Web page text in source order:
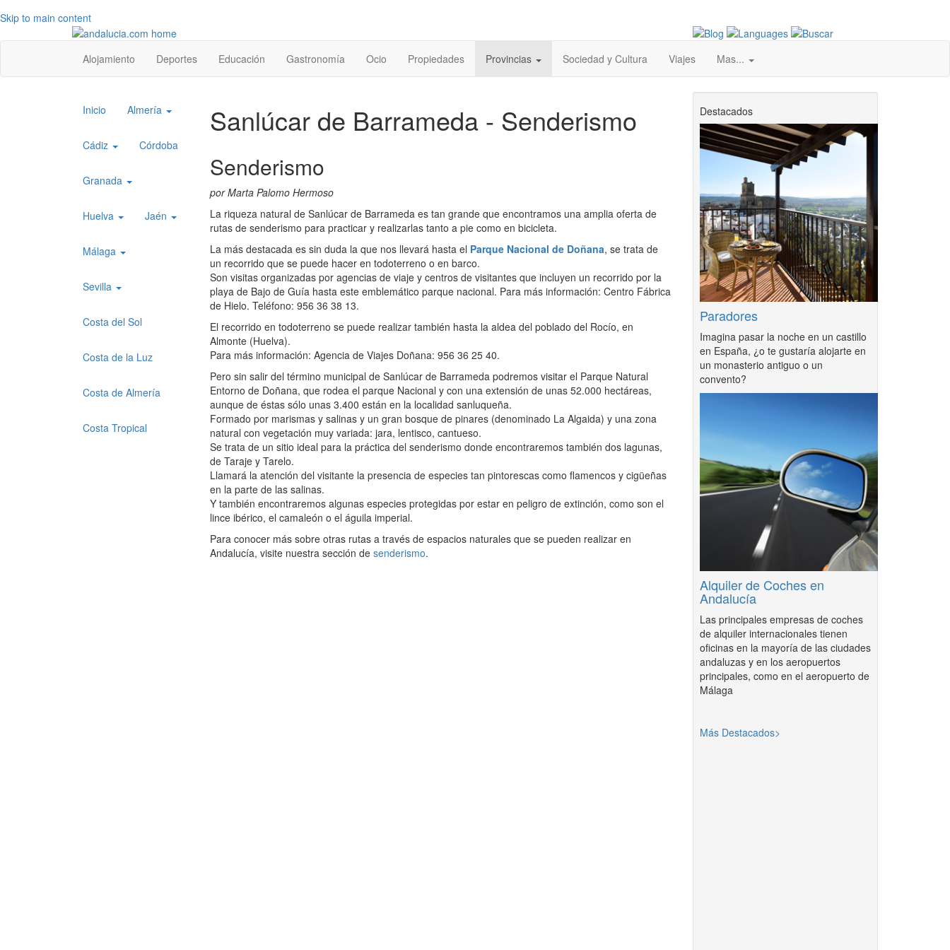
Skip to main content
Top
level
menu
Alojamiento Deportes Educación Gastronomía Ocio Propiedades Provincias Sociedad y Cultura Viajes Mas...
Sanlúcar de Barrameda - Senderismo
Senderismo
por Marta Palomo Hermoso
La riqueza natural de Sanlúcar de Barrameda es tan grande que encontramos una amplia oferta de
rutas de senderismo para practicar y realizarlas tanto a pie como en bicicleta.
La más destacada es sin duda la que nos llevará hasta el Parque Nacional de Doñana, se trata de
un recorrido que se puede hacer en todoterreno o en barco.
Son visitas organizadas por agencias de viaje y centros de visitantes que incluyen un recorrido por la
playa de Bajo de Guía hasta este emblemático parque nacional. Para más información: Centro Fábrica
de Hielo. Teléfono: 956 36 38 13.
El recorrido en todoterreno se puede realizar también hasta la aldea del poblado del Rocío, en
Almonte (Huelva).
Para más información: Agencia de Viajes Doñana: 956 36 25 40.
Pero sin salir del término municipal de Sanlúcar de Barrameda podremos visitar el Parque Natural
Entorno de Doñana, que rodea el parque Nacional y con una extensión de unas 52.000 hectáreas,
aunque de éstas sólo unas 3.400 están en la localidad sanluqueña.
Formado por marismas y salinas y un gran bosque de pinares (denominado La Algaida) y una zona
natural con vegetación muy variada: jara, lentisco, cantueso.
Se trata de un sitio ideal para la práctica del senderismo donde encontraremos también dos lagunas,
de Taraje y Tarelo.
Llamará la atención del visitante la presencia de especies tan pintorescas como flamencos y cigüeñas
en la parte de las salinas.
Y también encontraremos algunas especies protegidas por estar en peligro de extinción, como son el
lince ibérico, el camaleón o el águila imperial.
Para conocer más sobre otras rutas a través de espacios naturales que se pueden realizar en
Andalucía, visite nuestra sección de senderismo.
Top
menu
1
Inicio Almería
Cádiz Córdoba
Granada
Huelva Jaén
Málaga
Sevilla
Costa del Sol
Costa de la Luz
Costa de Almería
Costa Tropical
Destacados
Paradores
Imagina pasar la noche en un castillo
en España, ¿o te gustaría alojarte en
un monasterio antiguo o un
convento?
Alquiler de Coches en
Andalucía
Las principales empresas de coches
de alquiler internacionales tienen
oficinas en la mayoría de las ciudades
andaluzas y en los aeropuertos
principales, como en el aeropuerto de
Málaga
Más Destacados>